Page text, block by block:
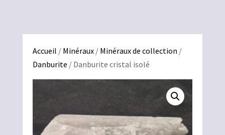
Accueil / Minéraux/ Minéraux de collection /
Danburite / Danburite cristal isolé